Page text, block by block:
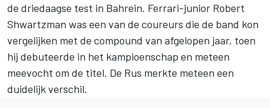
de driedaagse test in Bahrein. Ferrari-junior Robert
Shwartzman was een van de coureurs die de band kon
vergelijken met de compound van afgelopen jaar, toen
hij debuteerde in het kampioenschap en meteen
meevocht om de titel. De Rus merkte meteen een
duidelijk verschil.